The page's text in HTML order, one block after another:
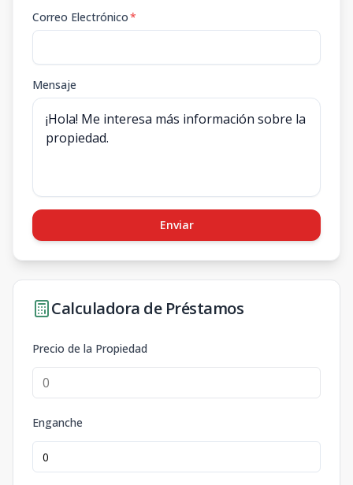
Correo Electrónico*
Mensaje
Enviar
Calculadora de Préstamos
Precio de la Propiedad
Enganche